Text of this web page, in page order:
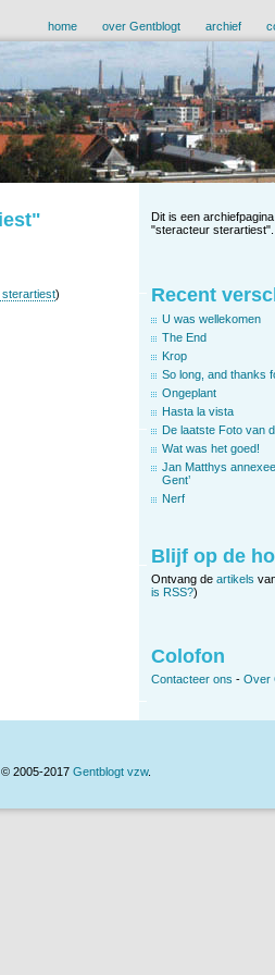
home over Gentblogt archief
)
Dit is een
"steracteur sterartiest".
Recent
U was wellekomen
The End
Krop
So long, and thanks
Ongeplant
Hasta la vista
De laatste Foto van
Wat was het goed!
Jan Matthys
Gent’
Nerf
Blijf op de
Ontvang de artikels
is RSS?)
Colofon
Contacteer ons - Over
© 2005-2017 Gentblogt vzw.